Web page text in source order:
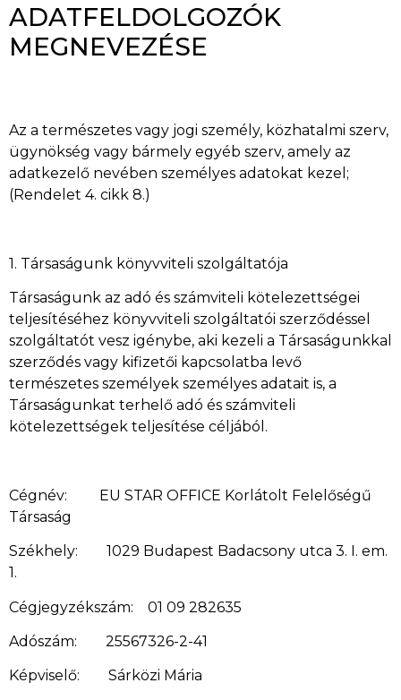
ADATFELDOLGOZÓK
MEGNEVEZÉSE
Az a természetes vagy jogi személy, közhatalmi szerv,
ügynökség vagy bármely egyéb szerv, amely az
adatkezelő nevében személyes adatokat kezel;
(Rendelet 4. cikk 8.)
1. Társaságunk könyvviteli szolgáltatója
Társaságunk az adó és számviteli kötelezettségei
teljesítéséhez könyvviteli szolgáltatói szerződéssel
szolgáltatót vesz igénybe, aki kezeli a Társaságunkkal
szerződés vagy kifizetői kapcsolatba levő
természetes személyek személyes adatait is, a
Társaságunkat terhelő adó és számviteli
kötelezettségek teljesítése céljából.
Cégnév: EU STAR OFFICE Korlátolt Felelőségű
Társaság
Székhely: 1029 Budapest Badacsony utca 3. I. em.
1.
Cégjegyzékszám: 01 09 282635
Adószám: 25567326-2-41
Képviselő: Sárközi Mária